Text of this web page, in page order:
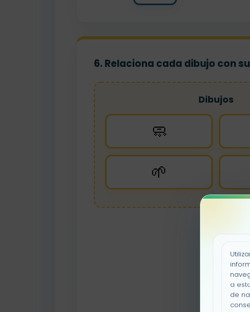
a
de
6. Relaciona cada dibujo con
Dibujos
🧼
🌱